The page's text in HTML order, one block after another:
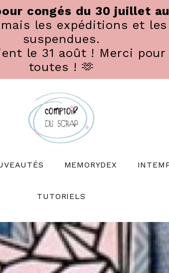
congés du 30 juillet
les expéditions et
suspendues.
le 31 août ! Merci
toutes ! 🫶
MEMORYDEX
TUTORIELS